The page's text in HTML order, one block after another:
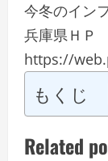
今冬のイン
兵庫県ＨＰ
https://
もくじ
Related